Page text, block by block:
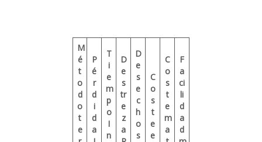
M
é
t
o
d
o
t
e
P
é
r
d
i
d
a
T
i
e
m
p
o
I
n
D
e
s
tr
e
z
a
D
e
s
e
c
h
o
s
C
o
s
t
e
e
C
o
s
t
e
m
a
F
a
ci
li
d
a
d